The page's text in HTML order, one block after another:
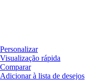
Personalizar
Visualização rápida
Comparar
Adicionar à lista de desejos